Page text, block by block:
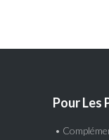
Pour Les
•